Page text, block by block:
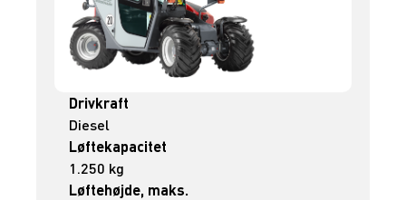
Drivkraft
Diesel
Løftekapacitet
1.250 kg
Løftehøjde, maks.